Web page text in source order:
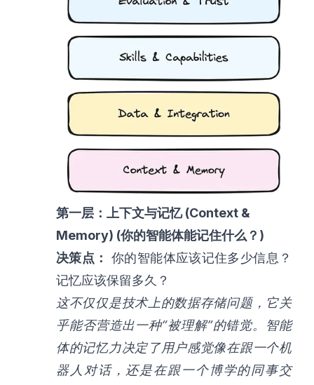
第一层：上下文与记忆 (Context &
Memory) (你的智能体能记住什么？)
决策点：
你的智能体应该记住多少信息？
记忆应该保留多久？
这不仅仅是技术上的数据存储问题，它关
乎能否营造出一种“被理解”的错觉。智能
体的记忆力决定了用户感觉像在跟一个机
器人对话，还是在跟一个博学的同事交